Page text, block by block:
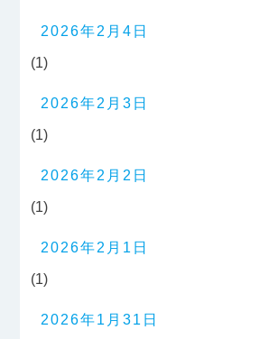
2026年2月4日
(1)
2026年2月3日
(1)
2026年2月2日
(1)
2026年2月1日
(1)
2026年1月31日